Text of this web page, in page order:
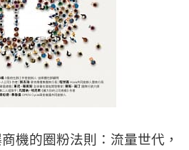
機的圈粉法則：流量世代，